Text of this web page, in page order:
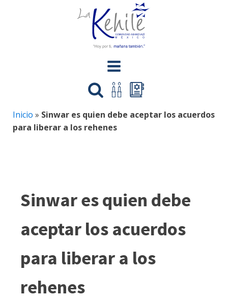
Inicio » Sinwar es quien debe aceptar los acuerdos
para liberar a los rehenes
Sinwar es quien debe
aceptar los acuerdos
para liberar a los
rehenes